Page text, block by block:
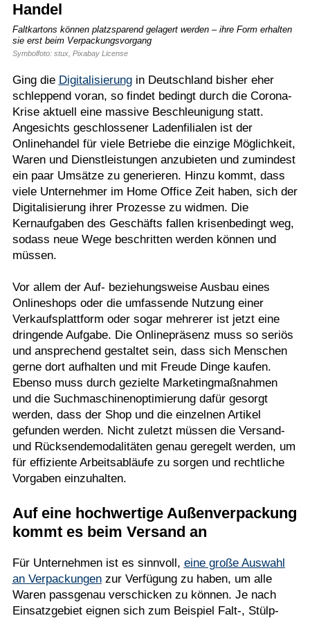
Handel
Faltkartons können platzsparend gelagert werden – ihre Form erhalten
sie erst beim Verpackungsvorgang
Symbolfoto: stux, Pixabay License
Ging die Digitalisierungin Deutschland bisher eher
schleppend voran, so findet bedingt durch die Corona-
Krise aktuell eine massive Beschleunigung statt.
Angesichts geschlossener Ladenfilialen ist der
Onlinehandel für viele Betriebe die einzige Möglichkeit,
Waren und Dienstleistungen anzubieten und zumindest
ein paar Umsätze zu generieren. Hinzu kommt, dass
viele Unternehmer im Home Office Zeit haben, sich der
Digitalisierung ihrer Prozesse zu widmen. Die
Kernaufgaben des Geschäfts fallen krisenbedingt weg,
sodass neue Wege beschritten werden können und
müssen.
Vor allem der Auf- beziehungsweise Ausbau eines
Onlineshops oder die umfassende Nutzung einer
Verkaufsplattform oder sogar mehrerer ist jetzt eine
dringende Aufgabe. Die Onlinepräsenz muss so seriös
und ansprechend gestaltet sein, dass sich Menschen
gerne dort aufhalten und mit Freude Dinge kaufen.
Ebenso muss durch gezielte Marketingmaßnahmen
und die Suchmaschinenoptimierung dafür gesorgt
werden, dass der Shop und die einzelnen Artikel
gefunden werden. Nicht zuletzt müssen die Versand-
und Rücksendemodalitäten genau geregelt werden, um
für effiziente Arbeitsabläufe zu sorgen und rechtliche
Vorgaben einzuhalten.
Auf eine hochwertige Außenverpackung
kommt es beim Versand an
Für Unternehmen ist es sinnvoll, eine große Auswahl
an Verpackungenzur Verfügung zu haben, um alle
Waren passgenau verschicken zu können. Je nach
Einsatzgebiet eignen sich zum Beispiel Falt-, Stülp-